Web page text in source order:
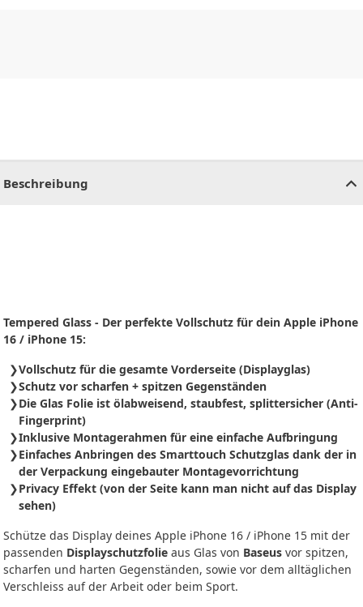
Beschreibung
Tempered Glass - Der perfekte Vollschutz für dein Apple iPhone
16 / iPhone 15:
Vollschutz für die gesamte Vorderseite (Displayglas)
Schutz vor scharfen + spitzen Gegenständen
Die Glas Folie ist ölabweisend, staubfest, splittersicher (Anti-
Fingerprint)
Inklusive Montagerahmen für eine einfache Aufbringung
Einfaches Anbringen des Smarttouch Schutzglas dank der in
der Verpackung eingebauter Montagevorrichtung
Privacy Effekt (von der Seite kann man nicht auf das Display
sehen)
Schütze das Display deines Apple iPhone 16 / iPhone 15 mit der
passenden Displayschutzfolie aus Glas von Baseus vor spitzen,
scharfen und harten Gegenständen, sowie vor dem alltäglichen
Verschleiss auf der Arbeit oder beim Sport.